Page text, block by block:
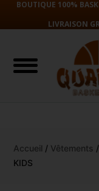
contenu
BOUTIQUE 100%
LIVRAISON
Accueil / Vêtements
KIDS